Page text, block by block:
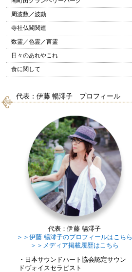
周波数／波動
寺社仏閣関連
数霊／色霊／言霊
日々のあれやこれ
食に関して
代表：伊藤 暢澪子 プロフィール
代表：伊藤 暢澪子
＞＞伊藤 暢澪子のプロフィールはこちら
＞＞メディア掲載履歴はこちら
・日本サウンドハート協会認定サウン
ドヴォイスセラピスト